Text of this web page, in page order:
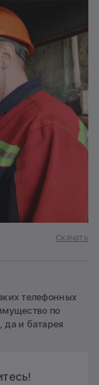
Скачать
телефонных
по
и батарея